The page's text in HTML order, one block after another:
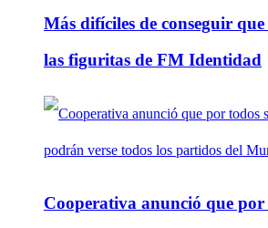
Más difíciles de conseguir
las figuritas de FM Identidad
Cooperativa anunció que por